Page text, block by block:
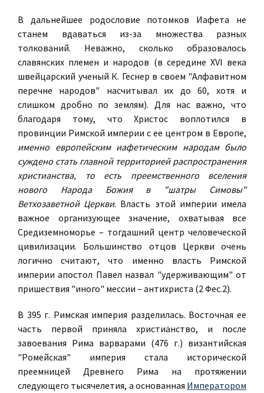
В дальнейшее родословие потомков Иафета не
станем вдаваться из-за множества разных
толкований. Неважно, сколько образовалось
славянских племен и народов (в середине XVI века
швейцарский ученый К. Геснер в своем "Алфавитном
перечне народов" насчитывал их до 60, хотя и
слишком дробно по землям). Для нас важно, что
благодаря тому, что Христос воплотился в
провинции Римской империи с ее центром в Европе,
именно европейским иафетическим народам было
суждено стать главной территорией распространения
христианства, то есть преемственного вселения
нового Народа Божия в "шатры Симовы"
Ветхозаветной Церкви. Власть этой империи имела
важное организующее значение, охватывая все
Средиземноморье – тогдашний центр человеческой
цивилизации. Большинство отцов Церкви очень
логично считают, что именно власть Римской
империи апостол Павел назвал "удерживающим" от
пришествия "иного" мессии – антихриста (2 Фес.2).
В 395 г. Римская империя разделилась. Восточная ее
часть первой приняла христианство, и после
завоевания Рима варварами (476 г.) византийская
"Ромейская" империя стала исторической
преемницей Древнего Рима на протяжении
следующего тысячелетия, а основанная Императором